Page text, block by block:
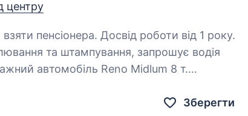
центру
пенсіонера. Досвід роботи від 1 року.
та штампування, запрошує водія
автомобіль Reno Midlum 8 т.
Зберегти